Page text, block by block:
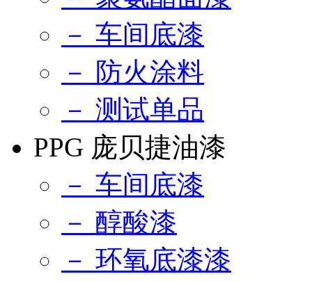
－ 车间底漆
－ 防火涂料
－ 测试单品
PPG 庞贝捷油漆
－ 车间底漆
－ 醇酸漆
－ 环氧底漆漆